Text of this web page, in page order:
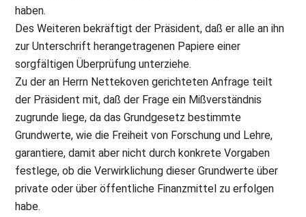
haben.
Des Weiteren bekräftigt der Präsident, daß er alle an ihn
zur Unterschrift herangetragenen Papiere einer
sorgfältigen Überprüfung unterziehe.
Zu der an Herrn Nettekoven gerichteten Anfrage teilt
der Präsident mit, daß der Frage ein Mißverständnis
zugrunde liege, da das Grundgesetz bestimmte
Grundwerte, wie die Freiheit von Forschung und Lehre,
garantiere, damit aber nicht durch konkrete Vorgaben
festlege, ob die Verwirklichung dieser Grundwerte über
private oder über öffentliche Finanzmittel zu erfolgen
habe.